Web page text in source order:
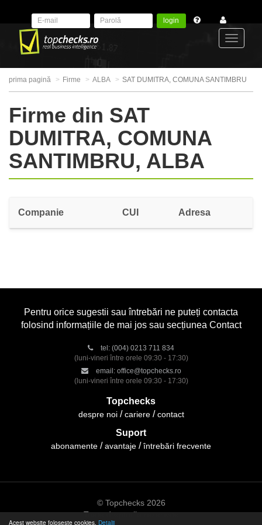
Acest website folosește cookies. Detalii
login
prima pagină Firme ALBA SAT DUMITRA, COMUNA SANTIMBRU
Firme din SAT
DUMITRA, COMUNA
SANTIMBRU, ALBA
Companie CUI Adresa
Pentru orice sugestii sau întrebări ne puteți contacta
folosind informațiile de mai jos sau secțiunea Contact
tel: (004) 0213 711 834
(luni-vineri între orele 09:30 - 17:30)
email: office@topchecks.ro
(luni-vineri între orele 09:30 - 17:30)
Topchecks
despre noi cariere contact
Suport
abonamente avantaje întrebări frecvente
© Topchecks 2026
Toate drepturile rezervate